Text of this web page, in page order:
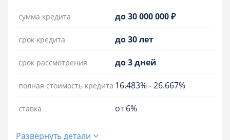
сумма кредита до 30 000 000 ₽
срок кредита до 30 лет
срок рассмотрения до 3 дней
полная стоимость кредита 16.483%-26.667%
ставка от 6%
Развернуть детали